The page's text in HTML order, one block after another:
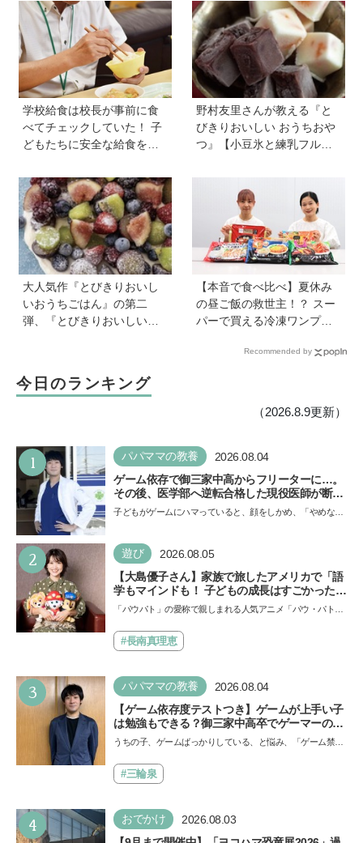
学校給食は校長が事前に食
べてチェックしていた！ 子
どもたちに安全な給食を届
た「検食」の現場を取材
野村友里さんが教える『と
びきりおいしい おうちおや
つ』【小豆氷と練乳フルー
り！ 小学生でもお手伝いで
大人気作『とびきりおいし
いおうちごはん』の第二
弾、『とびきりおいしいお
【本音で食べ比べ】夏休み
の昼ご飯の救世主！？ スー
パーで買える冷凍ワンプレ
Recommended by
今日のランキング
（2026.8.9更新）
1 パパママの教養 2026.08.04
ゲーム依存で御三家中高からフリーターに…。
その後、医学部へ逆転合格した現役医師が断言
「ゲームの経験が受験勉強に役立った」そう考
子どもがゲームにハマっていると、顔をしかめ、「やめなさ
い…
2 遊び 2026.08.05
【大島優子さん】家族で旅したアメリカで「語
学もマインドも！ 子どもの成長はすごかった」
声優をつとめた映画『パウ・パトロール ザ・ダ
できると子どもに知ってほしい
「パウパト」の愛称で親しまれる人気アニメ「パウ・パトロ
ザ…#長南真理恵
3 パパママの教養 2026.08.04
【ゲーム依存度テストつき】ゲームが上手い子
は勉強もできる？御三家中高卒でゲーマーの医
師・阿部智史さんが教えるゲームしながら受験
うちの子、ゲームばっかりしている、と悩み、「ゲーム禁
も…#三輪泉
4 おでかけ 2026.08.03